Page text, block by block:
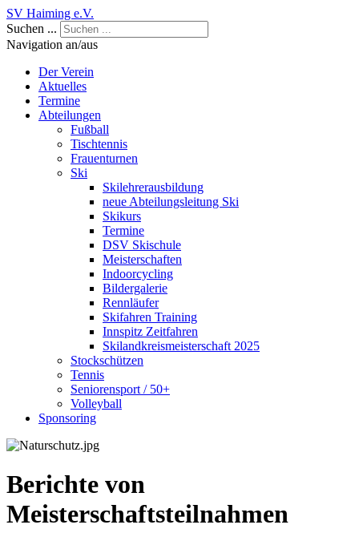
SV Haiming e.V.
Suchen ...
Navigation an/aus
Der Verein
Aktuelles
Termine
Abteilungen
Fußball
Tischtennis
Frauenturnen
Ski
Skilehrerausbildung
neue Abteilungsleitung Ski
Skikurs
Termine
DSV Skischule
Meisterschaften
Indoorcycling
Bildergalerie
Rennläufer
Skifahren Training
Innspitz Zeitfahren
Skilandkreismeisterschaft 2025
Stockschützen
Tennis
Seniorensport / 50+
Volleyball
Sponsoring
Berichte von
Meisterschaftsteilnahmen